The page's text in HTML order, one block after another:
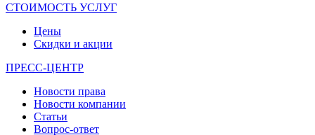
СТОИМОСТЬ УСЛУГ
Цены
Скидки и акции
ПРЕСС-ЦЕНТР
Новости права
Новости компании
Статьи
Вопрос-ответ